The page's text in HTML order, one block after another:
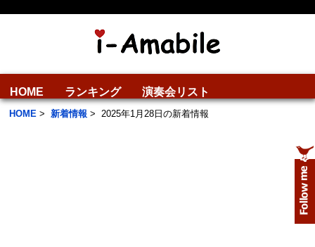
HOME ランキング 演奏会リスト
HOME > 新着情報 > 2025年1月28日の新着情報